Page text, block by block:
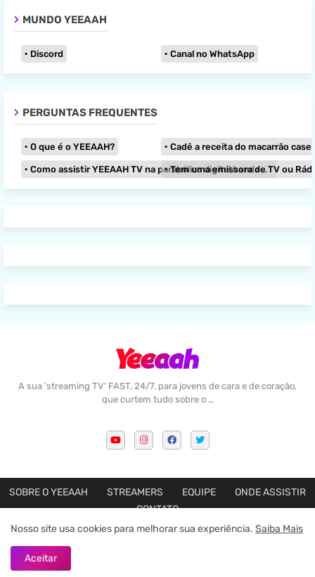
MUNDO YEEAAH
Discord Canal no WhatsApp
PERGUNTAS FREQUENTES
O que é o YEEAAH? Cadê a receita do macarrão caseiro
Como assistir YEEAAH TV na parabólica digital banda KU?
Tem uma emissora de TV ou Rádio
A sua 'streaming TV' FAST, 24/7, para jovens de cara e de coração,
que curtem tudo sobre o …
SOBRE O YEEAAH STREAMERS EQUIPE
ONDE ASSISTIR
CONTATO
Feito com amor porBlogger Templates
Nosso site usa cookies para melhorar sua experiência. Saiba Mais
Aceitar